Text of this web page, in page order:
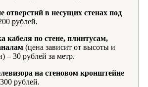
отверстий в несущих стенах под
рублей.
кабеля по стене, плинтусам,
(цена зависит от высоты и
– 30 рублей за метр.
на стеновом кронштейне
рублей.